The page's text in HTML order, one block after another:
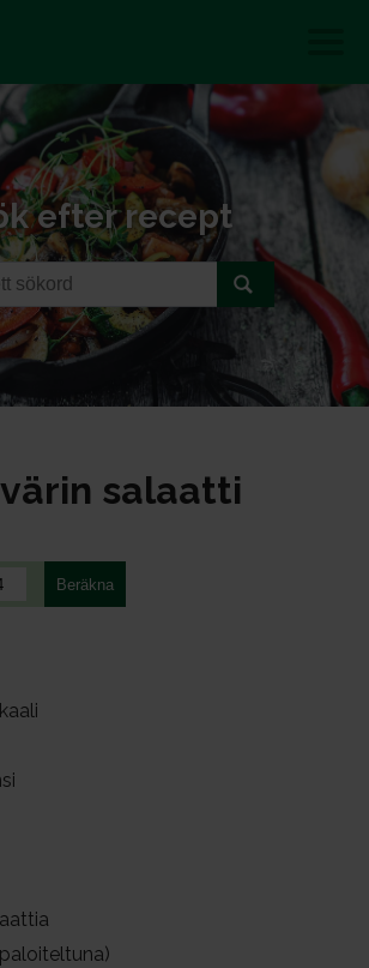
efter recept
sa­laat­ti